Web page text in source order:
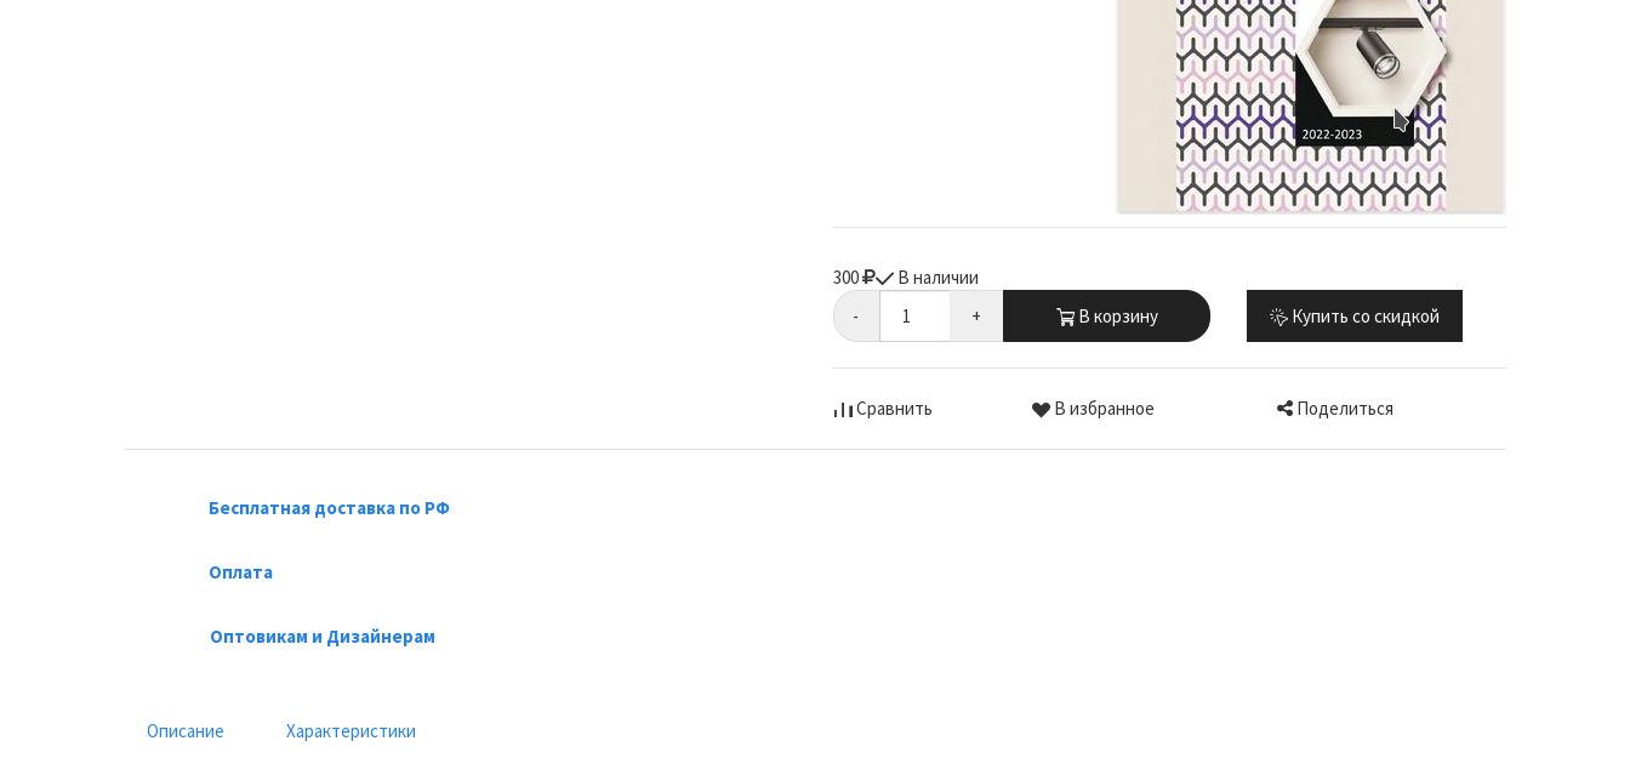
300
В наличии
-
+ В корзину Купить со скидкой
Сравнить В избранное Поделиться
Бесплатная доставка по РФ
Оплата
Оптовикам и Дизайнерам
Описание Характеристики